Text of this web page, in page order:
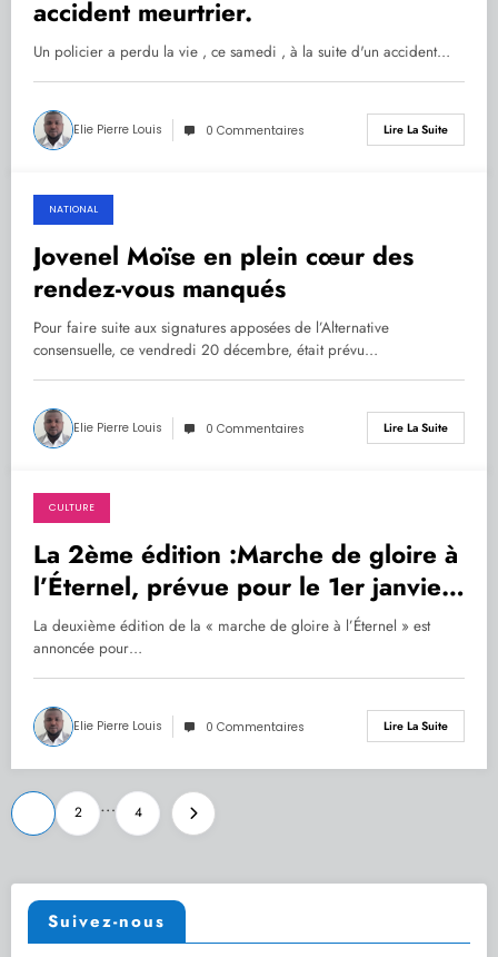
accident meurtrier.
Un policier a perdu la vie , ce samedi , à la suite d'un accident…
Elie Pierre Louis 0 Commentaires Lire La Suite
21.12.2019
NATIONAL
Jovenel Moïse en plein cœur des
rendez-vous manqués
Pour faire suite aux signatures apposées de l’Alternative
consensuelle, ce vendredi 20 décembre, était prévu…
Elie Pierre Louis 0 Commentaires Lire La Suite
19.12.2019
CULTURE
La 2ème édition :Marche de gloire à
l’Éternel, prévue pour le 1er janvier
2020
La deuxième édition de la « marche de gloire à l’Éternel » est
annoncée pour…
Elie Pierre Louis 0 Commentaires Lire La Suite
Pagination
des
publications
2 … 4
Suivez-nous